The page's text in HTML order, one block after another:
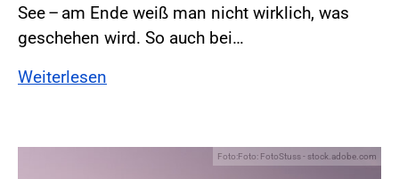
See – am Ende weiß man nicht wirklich, was
geschehen wird. So auch bei…
Weiterlesen
Foto:Foto: FotoStuss - stock.adobe.com